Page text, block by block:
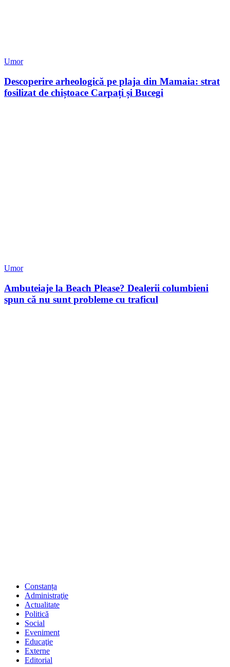
Umor
Descoperire arheologică pe plaja din Mamaia: strat
fosilizat de chiștoace Carpați și Bucegi
Umor
Ambuteiaje la Beach Please? Dealerii columbieni
spun că nu sunt probleme cu traficul
Constanța
Administraţie
Actualitate
Politică
Social
Eveniment
Educaţie
Externe
Editorial